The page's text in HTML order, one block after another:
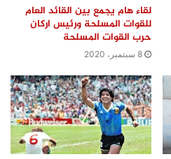
لقاء هام يجمع بين القائد العام
للقوات المسلحة ورئيس اركان
حرب القوات المسلحة
8 سبتمبر، 2020